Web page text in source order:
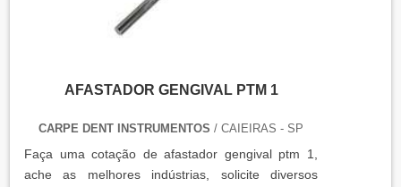
AFASTADOR GENGIVAL PTM 1
CARPE DENT INSTRUMENTOS / CAIEIRAS - SP
Faça uma cotação de afastador gengival ptm 1,
ache as melhores indústrias, solicite diversos